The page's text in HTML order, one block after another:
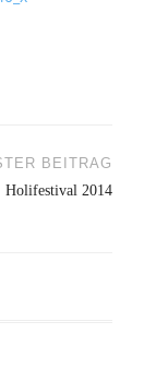
BEITRAG
Holifestival 2014